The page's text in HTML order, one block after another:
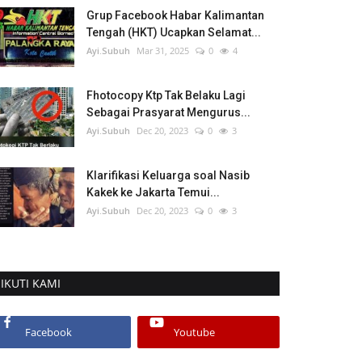
Grup Facebook Habar Kalimantan
Tengah (HKT) Ucapkan Selamat...
Ayi.Subuh Mar 31, 2025 0 4
Fhotocopy Ktp Tak Belaku Lagi
Sebagai Prasyarat Mengurus...
Ayi.Subuh Dec 20, 2023 0 3
Klarifikasi Keluarga soal Nasib
Kakek ke Jakarta Temui...
Ayi.Subuh Dec 20, 2023 0 3
IKUTI KAMI
Facebook Youtube